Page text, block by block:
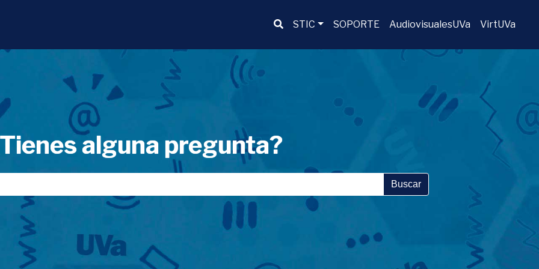
Buscador
STIC SOPORTE AudiovisualesUVa VirtUVa
alguna pregunta?
Buscar